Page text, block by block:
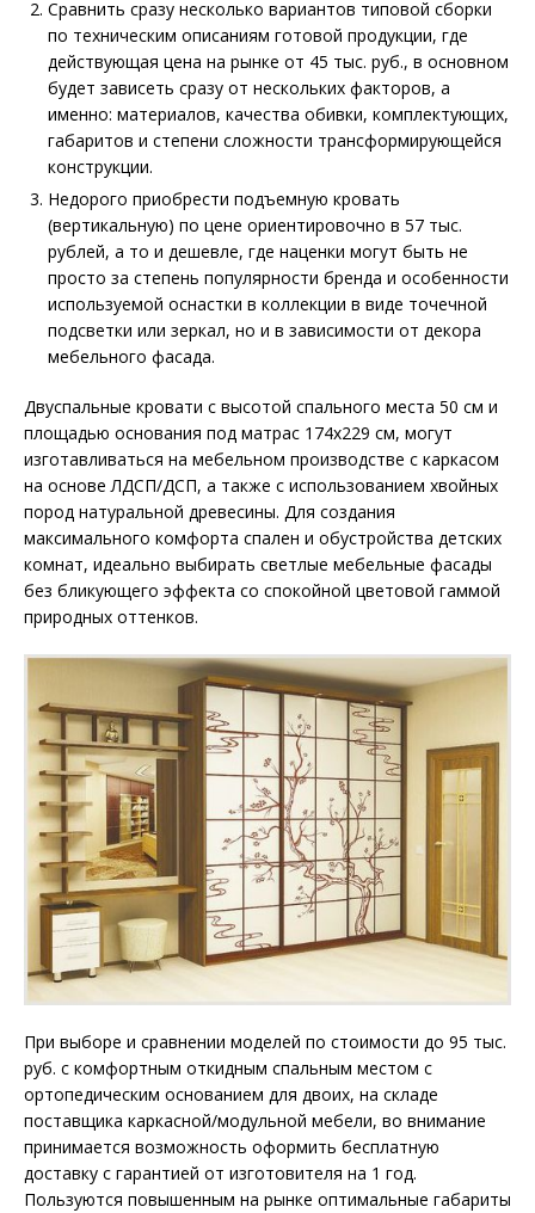
Сравнить сразу несколько вариантов типовой сборки
по техническим описаниям готовой продукции, где
действующая цена на рынке от 45 тыс. руб., в основном
будет зависеть сразу от нескольких факторов, а
именно: материалов, качества обивки, комплектующих,
габаритов и степени сложности трансформирующейся
конструкции.
Недорого приобрести подъемную кровать
(вертикальную) по цене ориентировочно в 57 тыс.
рублей, а то и дешевле, где наценки могут быть не
просто за степень популярности бренда и особенности
используемой оснастки в коллекции в виде точечной
подсветки или зеркал, но и в зависимости от декора
мебельного фасада.
Двуспальные кровати с высотой спального места 50 см и
площадью основания под матрас 174х229 см, могут
изготавливаться на мебельном производстве с каркасом
на основе ЛДСП/ДСП, а также с использованием хвойных
пород натуральной древесины. Для создания
максимального комфорта спален и обустройства детских
комнат, идеально выбирать светлые мебельные фасады
без бликующего эффекта со спокойной цветовой гаммой
природных оттенков.
При выборе и сравнении моделей по стоимости до 95 тыс.
руб. с комфортным откидным спальным местом с
ортопедическим основанием для двоих, на складе
поставщика каркасной/модульной мебели, во внимание
принимается возможность оформить бесплатную
доставку с гарантией от изготовителя на 1 год.
Пользуются повышенным на рынке оптимальные габариты